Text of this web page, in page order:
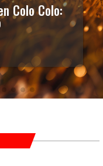
Colo Colo: